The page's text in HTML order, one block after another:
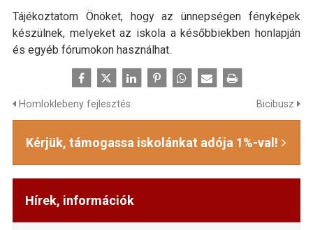
Tájékoztatom Önöket, hogy az ünnepségen fényképek
készülnek, melyeket az iskola a későbbiekben honlapján
és egyéb fórumokon használhat.
Homloklebeny fejlesztés Bicibusz
Kérjük, támogassa iskolánkat adója 1%-val!
Hírek, információk